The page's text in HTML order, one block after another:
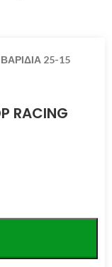
ΒΑΡΙΔΙΑ 25-15
RACING